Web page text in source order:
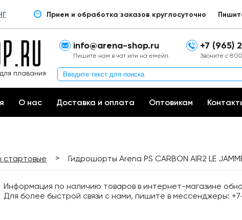
Прием и обработка заказов круглосуточно
плавания
info@arena-shop.ru
Пишите нам в чат или на емейл.
+7 (965)
Звоните с
О нас Доставка и оплата Оптовикам
стартовые > Гидрошорты Arena PS CARBON AIR2 LE
Информация по наличию товаров в интернет-магазине
Для более быстрой связи с нами, пишите в мессенджеры: